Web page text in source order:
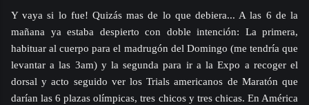
Y vaya si lo fue! Quizás mas de lo que debiera... A las 6 de la
mañana ya estaba despierto con doble intención: La primera,
habituar al cuerpo para el madrugón del Domingo (me tendría que
levantar a las 3am) y la segunda para ir a la Expo a recoger el
dorsal y acto seguido ver los Trials americanos de Maratón que
darían las 6 plazas olímpicas, tres chicos y tres chicas. En América